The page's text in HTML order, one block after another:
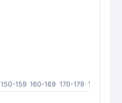
150-159 160-169 170-179 180-189